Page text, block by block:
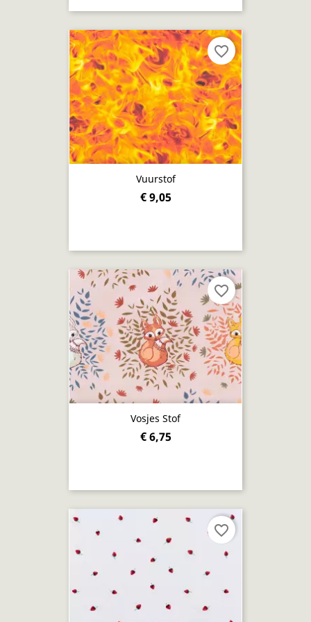
Vuurstof
€ 9,05
favorite_border
Vosjes Stof
€ 6,75
favorite_border
favorite_border